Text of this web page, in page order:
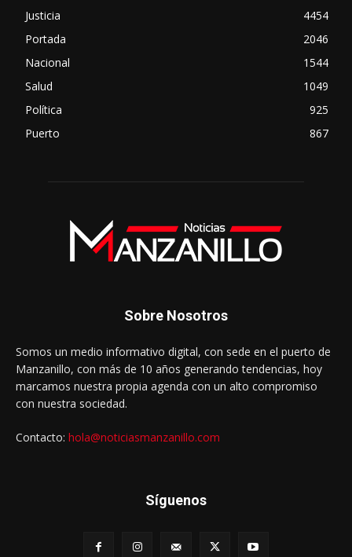
Justicia
4454
Portada
2046
Nacional
1544
Salud
1049
Política
925
Puerto
867
Sobre Nosotros
Somos un medio informativo digital, con sede en el puerto de
Manzanillo, con más de 10 años generando tendencias, hoy
marcamos nuestra propia agenda con un alto compromiso
con nuestra sociedad.
Contacto: hola@noticiasmanzanillo.com
Síguenos